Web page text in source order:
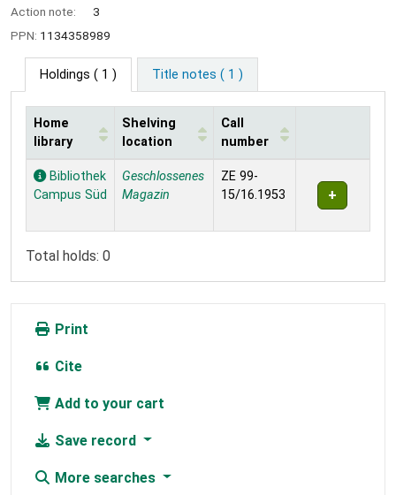
Action note:
3
PPN: 1134358989
Holdings ( 1 ) Title notes ( 1 )
Holdings
Home
library
Shelving
location
Call
number
Bibliothek
Campus Süd
Geschlossenes
Magazin
ZE 99-
15/16.1953
Total holds: 0
Print
Cite
Add to your cart
Save record
More searches